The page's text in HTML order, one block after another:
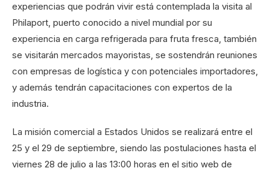
experiencias que podrán vivir está contemplada la visita al
Philaport, puerto conocido a nivel mundial por su
experiencia en carga refrigerada para fruta fresca, también
se visitarán mercados mayoristas, se sostendrán reuniones
con empresas de logística y con potenciales importadores,
y además tendrán capacitaciones con expertos de la
industria.
La misión comercial a Estados Unidos se realizará entre el
25 y el 29 de septiembre, siendo las postulaciones hasta el
viernes 28 de julio a las 13:00 horas en el sitio web de